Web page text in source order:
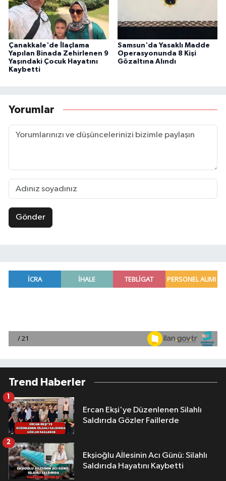
Çanakkale'de İlaçlama
Yapılan Binada Zehirlenen 9
Yaşındaki Çocuk Hayatını
Kaybetti
Samsun'da Yasaklı Madde
Operasyonunda 8 Kişi
Gözaltına Alındı
Yorumlar
Gönder
Trend Haberler
Ercan Ekşi'ye Düzenlenen Silahlı
Saldırıda Gözler Faillerde
1
Ekşioğlu Aİlesinin Acı Günü: Silahlı
Saldırıda Hayatını Kaybetti
2